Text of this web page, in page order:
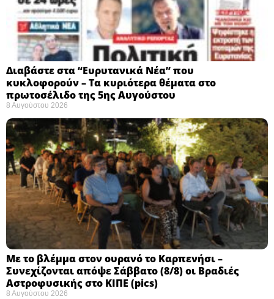
Διαβάστε στα “Ευρυτανικά Νέα” που
κυκλοφορούν – Τα κυριότερα θέματα στο
πρωτοσέλιδο της 5ης Αυγούστου
8 Αυγούστου 2026
Με το βλέμμα στον ουρανό το Καρπενήσι –
Συνεχίζονται απόψε Σάββατο (8/8) οι Βραδιές
Αστροφυσικής στο ΚΙΠΕ (pics)
8 Αυγούστου 2026